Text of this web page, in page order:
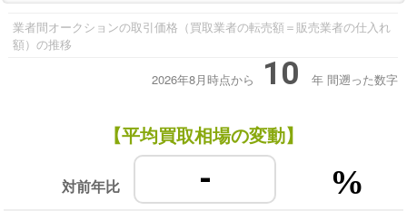
業者間オークションの取引価格（買取業者の転売額＝販売業者の仕入れ
額）の推移
2026年8月時点から 10 年 間遡った数字
【平均買取相場の変動】
対前年比 - %